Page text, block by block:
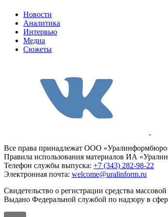
Новости
Аналитика
Интервью
Медиа
Сюжеты
Все права принадлежат ООО
Правила использования материалов ИА
Телефон службы выпуска: +7 (343) 282-98-22
Электронная почта: welcome@uralinform.ru
Свидетельство о регистрации средства
Выдано Федеральной службой по надзору в